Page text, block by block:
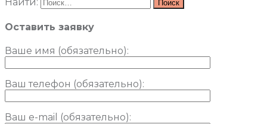
Оставить заявку
Ваше имя (обязательно):
Ваш телефон (обязательно):
Ваш e-mail (обязательно):